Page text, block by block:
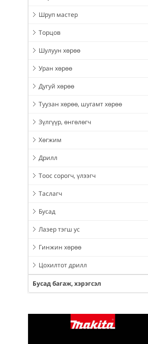
Шруп мастер
Торцов
Шулуун хөрөө
Уран хөрөө
Дугуй хөрөө
Туузан хөрөө, шугамт хөрөө
Зүлгүүр, өнгөлөгч
Хөгжим
Дрилл
Тоос сорогч, үлээгч
Таслагч
Бусад
Лазер тэгш ус
Гинжин хөрөө
Цохилтот дрилл
Бусад багаж, хэрэгсэл